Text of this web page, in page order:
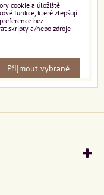
cookie a úložiště
funkce, které zlepšují
bez
skripty a/nebo zdroje
Přijmout vybrané